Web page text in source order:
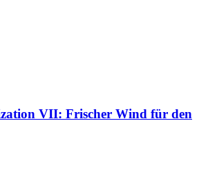
VII: Frischer Wind für den